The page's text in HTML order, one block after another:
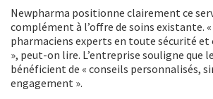
Newpharma positionne clairement ce
complément à l’offre de soins existante.
pharmaciens experts en toute sécurité
», peut-on lire. L’entreprise souligne que
bénéficient de « conseils personnalisés,
engagement ».